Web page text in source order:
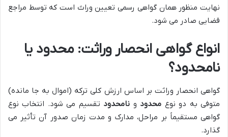
نهایت منظور همان گواهی رسمی تعیین وراث است که توسط مراجع
قضایی صادر می شود.
انواع گواهی انحصار وراثت: محدود یا
نامحدود؟
گواهی انحصار وراثت بر اساس ارزش کلی ترکه (اموال به جا مانده)
متوفی به دو نوع محدود و نامحدود تقسیم می شود. انتخاب نوع
گواهی مستقیماً بر مراحل، مدارک و مدت زمان صدور آن تأثیر می
گذارد.